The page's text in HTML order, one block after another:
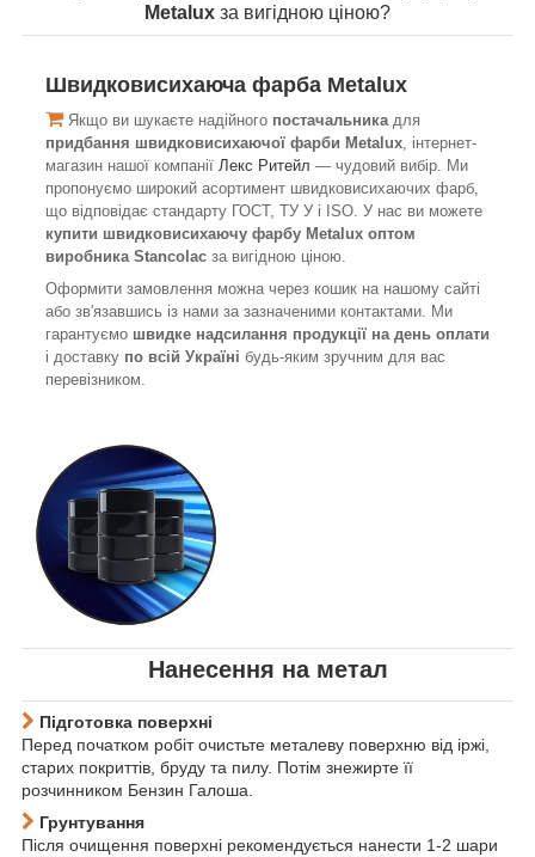
Metalux за вигідною ціною?
Швидковисихаюча фарба Metalux
Якщо ви шукаєте надійного постачальника для
придбання швидковисихаючої фарби Metalux , інтернет-
магазин нашої компанії Лекс Ритейл — чудовий вибір. Ми
пропонуємо широкий асортимент швидковисихаючих фарб,
що відповідає стандарту ГОСТ, ТУ У і ISO. У нас ви можете
купити швидковисихаючу фарбу Metalux оптом
виробника Stancolac за вигідною ціною.
Оформити замовлення можна через кошик на нашому сайті
або зв'язавшись із нами за зазначеними контактами. Ми
гарантуємо швидке надсилання продукції на день оплати
і доставку по всій Україні будь-яким зручним для вас
перевізником.
Нанесення на метал
Підготовка поверхні
Перед початком робіт очистьте металеву поверхню від іржі,
старих покриттів, бруду та пилу. Потім знежирте її
розчинником Бензин Галоша.
Грунтування
Після очищення поверхні рекомендується нанести 1-2 шари